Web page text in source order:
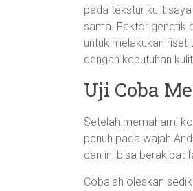
pada tekstur kulit
sama. Faktor genetik
untuk melakukan riset
dengan kebutuhan
Uji Coba
Setelah memahami
penuh pada wajah
dan ini bisa berakibat
Cobalah oleskan